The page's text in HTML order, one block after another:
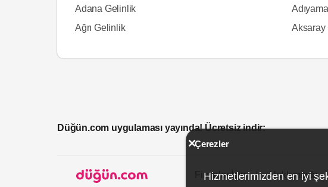
Adana Gelinlik
Ağrı Gelinlik
Aksaray
Düğün.com uygulaması yayında! Ücretsiz indir:
Firmalar İçin Hakkımızda
Çerezler
Hizmetlerimizden en iyi